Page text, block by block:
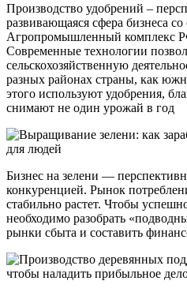
Производство удобрений –
развивающаяся сфера бизнеса
Агропромышленный комплекс
Современные технологии
сельскохозяйственную
разных районах страны, как
этого используют удобрения,
снимают не один урожай в год
Бизнес на зелени —
конкуренцией. Рынок
стабильно растет. Чтобы
необходимо разобрать
рынки сбыта и составить